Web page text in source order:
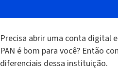
Precisa abrir uma conta digital
PAN é bom para você? Então
diferenciais dessa instituição.